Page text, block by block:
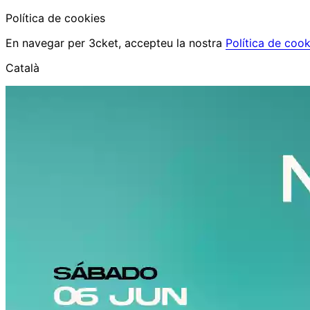
Política de cookies
En navegar per 3cket, accepteu la nostra Política de
Català